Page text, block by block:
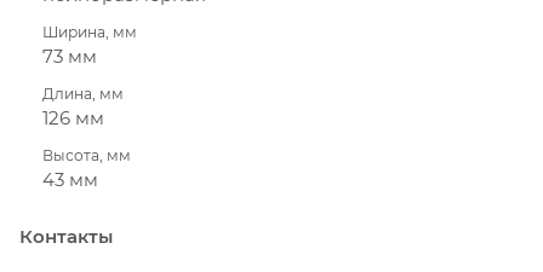
Ширина, мм
73 мм
Длина, мм
126 мм
Высота, мм
43 мм
Контакты